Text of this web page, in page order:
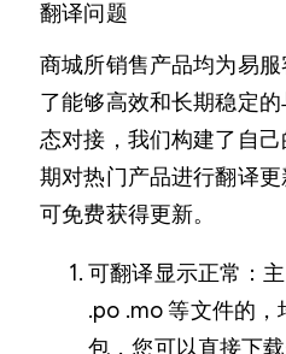
翻译问题
商城所销售产品均为易
了能够高效和长期稳定
态对接，我们构建了自
期对热门产品进行翻译
可免费获得更新。
可翻译显示正常：
.po .mo 等文件的
包，您可以直接下载